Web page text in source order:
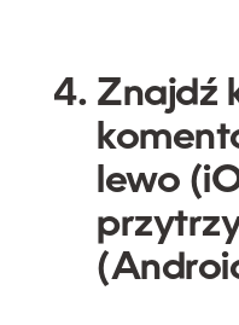
Znajdź
lewo